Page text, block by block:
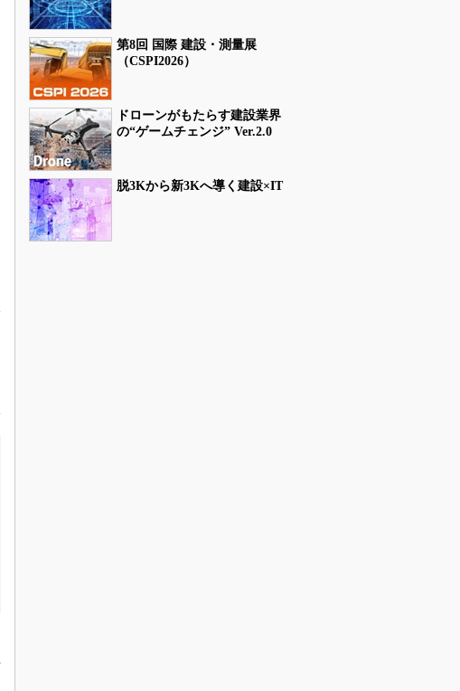
第8回 国際 建設・測量展
（CSPI2026）
ドローンがもたらす建設業界
の“ゲームチェンジ” Ver.2.0
脱3Kから新3Kへ導く建設×IT